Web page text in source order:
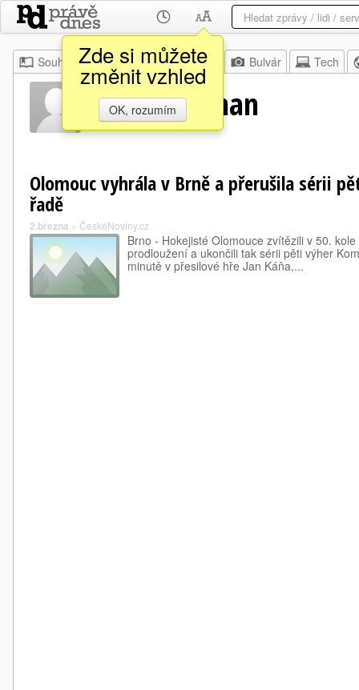
Zde si můžete
změnit vzhled
OK, rozumím
Souhrn Moje Z domova Bulvár Tech
Michal Axman
Olomouc vyhrála v Brně a přerušila sérii
řadě
2.března » ČeskéNoviny.cz
Brno - Hokejisté Olomouce zvítězili v 50.
prodloužení a ukončili tak sérii pěti výher
minutě v přesilové hře Jan Káňa,...